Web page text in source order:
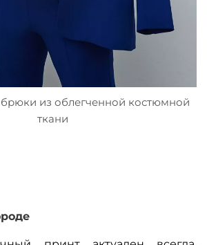
из облегченной костюмной
ткани